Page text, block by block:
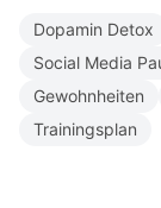
Dopamin Detox
Social Media
Gewohnheiten
Trainingsplan